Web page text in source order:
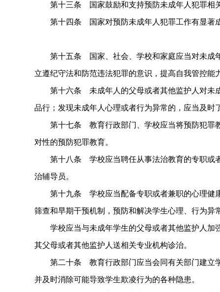
第十三条 国家鼓励和支持预防未成年人犯罪相关
第十四条 国家对预防未成年人犯罪工作有显著成
第十五条 国家、社会、学校和家庭应当对未成年
立遵纪守法和防范违法犯罪的意识，提高自我管控能
第十六条 未成年人的父母或者其他监护人对未成
品行；发现未成年人心理或者行为异常的，应当及
第十七条 教育行政部门、学校应当将预防犯罪教
对性的预防犯罪教育。
第十八条 学校应当聘任从事法治教育的专职或者
治辅导员。
第十九条 学校应当配备专职或者兼职的心理健康
筛查和早期干预机制，预防和解决学生心理、行为异
学校应当与未成年学生的父母或者其他监护人加
其父母或者其他监护人送相关专业机构诊治。
第二十条 教育行政部门应当会同有关部门建立学
并及时消除可能导致学生欺凌行为的各种隐患。